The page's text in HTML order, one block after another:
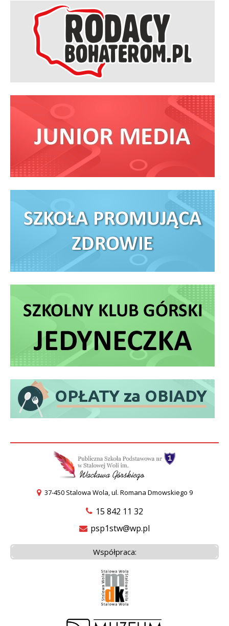
37-450 Stalowa Wola, ul. Romana Dmowskiego 9
15 842 11 32
psp1stw@wp.pl
Współpraca: